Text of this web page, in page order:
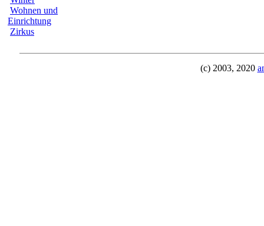
Wohnen und
Einrichtung
Zirkus
(c) 2003, 2020